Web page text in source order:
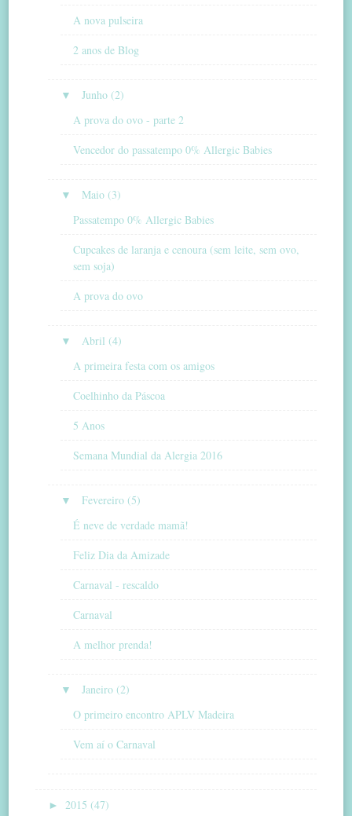
A nova pulseira
2 anos de Blog
▼
Junho (2)
A prova do ovo - parte 2
Vencedor do passatempo 0% Allergic Babies
▼
Maio (3)
Passatempo 0% Allergic Babies
Cupcakes de laranja e cenoura (sem leite, sem ovo,
sem soja)
A prova do ovo
▼
Abril (4)
A primeira festa com os amigos
Coelhinho da Páscoa
5 Anos
Semana Mundial da Alergia 2016
▼
Fevereiro (5)
É neve de verdade mamã!
Feliz Dia da Amizade
Carnaval - rescaldo
Carnaval
A melhor prenda!
▼
Janeiro (2)
O primeiro encontro APLV Madeira
Vem aí o Carnaval
► 2015 (47)